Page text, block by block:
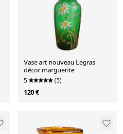
Vase art nouveau Legras
décor marguerite
5 (5)
120 €